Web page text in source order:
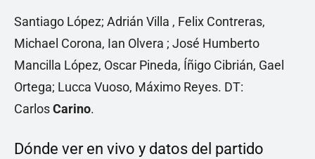
Santiago López; Adrián Villa , Felix Contreras,
Michael Corona, Ian Olvera ; José Humberto
Mancilla López, Oscar Pineda, Íñigo Cibrián, Gael
Ortega; Lucca Vuoso, Máximo Reyes. DT:
CarlosCarino.
Dónde ver en vivo y datos del partido